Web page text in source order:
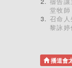
堂牧師
召命
黎詠婷
播道會